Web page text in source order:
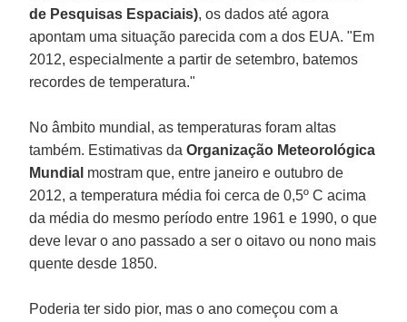
de Pesquisas Espaciais), os dados até agora
apontam uma situação parecida com a dos EUA. "Em
2012, especialmente a partir de setembro, batemos
recordes de temperatura."
No âmbito mundial, as temperaturas foram altas
também. Estimativas daOrganização Meteorológica
Mundial mostram que, entre janeiro e outubro de
2012, a temperatura média foi cerca de 0,5º C acima
da média do mesmo período entre 1961 e 1990, o que
deve levar o ano passado a ser o oitavo ou nono mais
quente desde 1850.
Poderia ter sido pior, mas o ano começou com a